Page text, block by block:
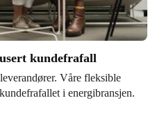
kundefrafall
Våre fleksible
i energibransjen.